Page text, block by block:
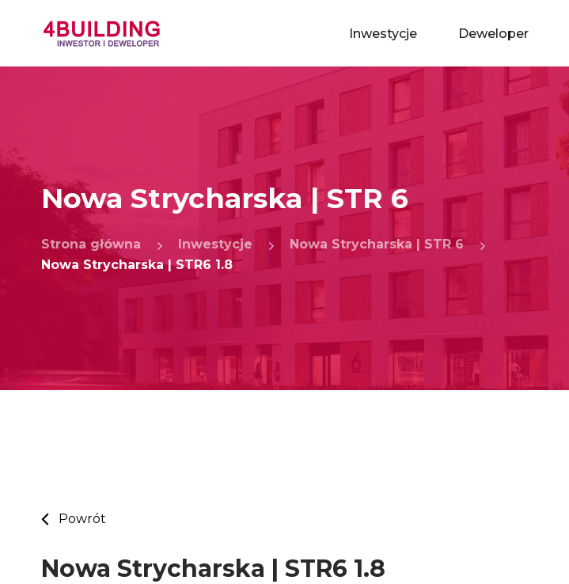
Inwestycje Deweloper
Nowa Strycharska | STR 6
Strona główna Inwestycje
Nowa Strycharska | STR 6
Nowa Strycharska | STR6 1.8
Powrót
Nowa Strycharska | STR6 1.8